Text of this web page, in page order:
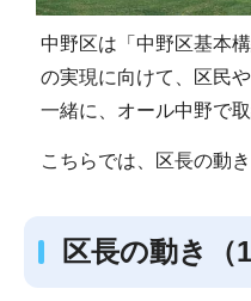
中野区は「中野区基本
の実現に向けて、区民
一緒に、オール中野で
こちらでは、区長の動
区長の動き（